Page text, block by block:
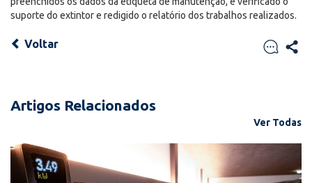
suporte do extintor e redigido o relatório dos trabalhos realizados.
Voltar
Artigos Relacionados
Ver Todas